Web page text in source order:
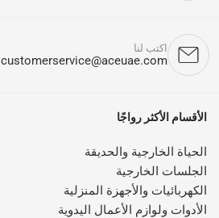
اكتب لنا
customerservice@aceuae.com
الأقسام الأكثر رواجًا
الحياة الخارجية والحديقة
الجلسات الخارجية
الكهربائيات والأجهزة المنزلية
الأدوات ولوازم الأعمال اليدوية